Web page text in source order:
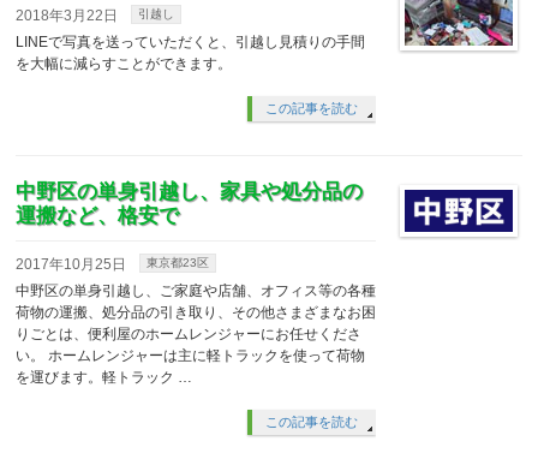
2018年3月22日 引越し
LINEで写真を送っていただくと、引越し見積りの手間
を大幅に減らすことができます。
この記事を読む
中野区の単身引越し、家具や処分品の
運搬など、格安で
2017年10月25日 東京都23区
中野区の単身引越し、ご家庭や店舗、オフィス等の各種
荷物の運搬、処分品の引き取り、その他さまざまなお困
りごとは、便利屋のホームレンジャーにお任せくださ
い。 ホームレンジャーは主に軽トラックを使って荷物
を運びます。軽トラック …
この記事を読む